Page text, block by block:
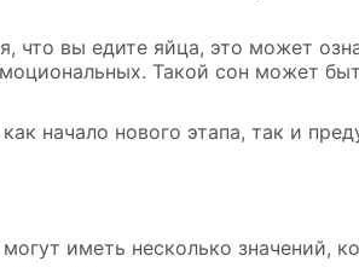
что вы едите яйца, это может
Такой сон может
начало нового этапа, так и
иметь несколько значений,